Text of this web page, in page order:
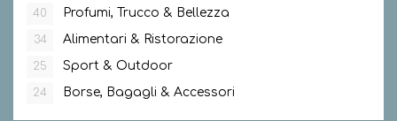
40 Profumi, Trucco & Bellezza
34 Alimentari & Ristorazione
25 Sport & Outdoor
24 Borse, Bagagli & Accessori